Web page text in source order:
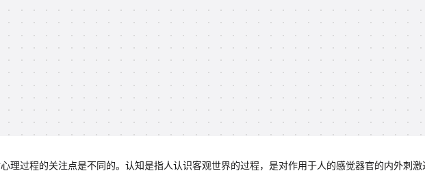
理过程的关注点是不同的。认知是指人认识客观世界的过程，是对作用于人的感觉器官的内外刺激